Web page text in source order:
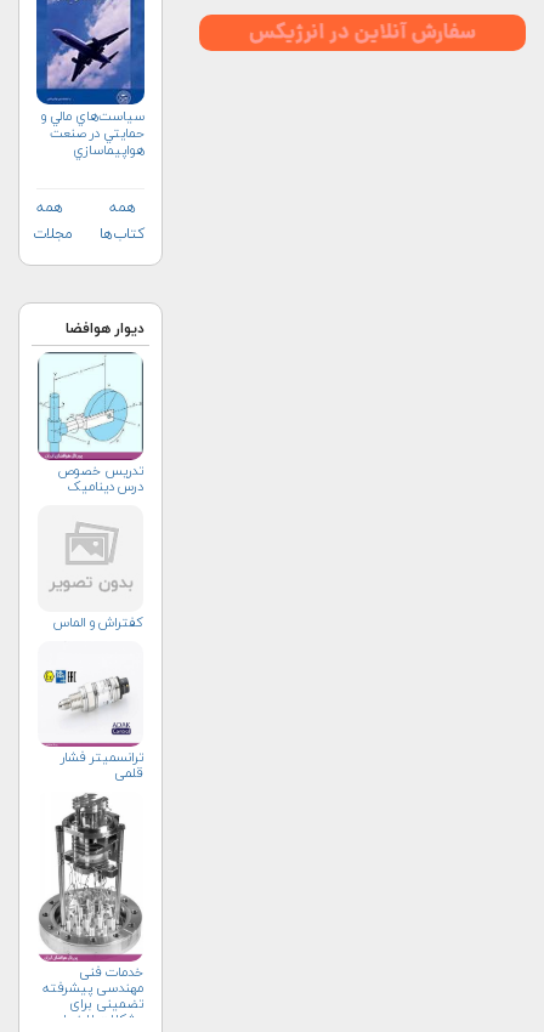
سياست‌هاي مالي و
حمايتي در صنعت
هواپيماسازي
همه
کتاب‌ها
همه
مجلات
دیوار هوافضا
تدریس خصوص
درس دینامیک
کفتراش و الماس
ترانسمیتر فشار
قلمی
خدمات فنی
مهندسی پیشرفته
تضمینی برای
مشکلات لاینحل